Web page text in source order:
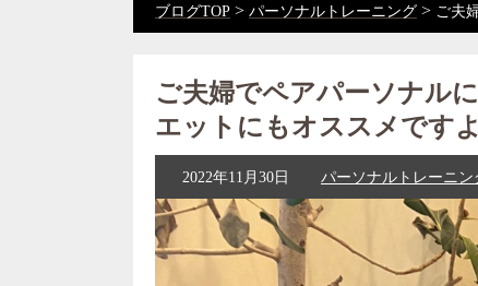
ブログTOP > パーソナルトレーニング > ご夫
ご夫婦でペアパーソナル
エットにもオススメですよ
2022年11月30日 パーソナルトレーニン